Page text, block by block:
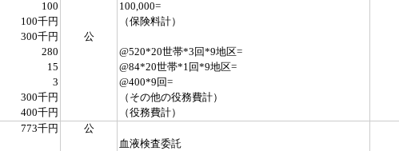
100 100,000=
100千円 （保険料計）
300千円 公
280 @520*20世帯*3回*9地区=
15 @84*20世帯*1回*9地区=
3 @400*9回=
300千円 （その他の役務費計）
400千円 （役務費計）
773千円 公
血液検査委託